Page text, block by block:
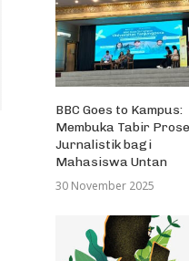
Pesona Pantak Berkisah
26 Oktober 2023
BBC Goes to Kampus:
Membuka Tabir
Jurnalistik bagi
Mahasiswa Untan
30 November 2025